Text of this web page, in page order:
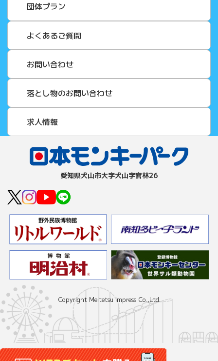
団体プラン
よくあるご質問
お問い合わせ
落とし物のお問い合わせ
求人情報
愛知県⽝⼭市⼤字⽝⼭字官林26
Copyright Meitetsu Impress Co.,Ltd.